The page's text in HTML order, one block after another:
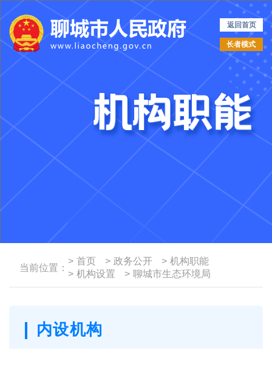
返回首页
长者模式
当前位置：
> 首页 > 政务公开 > 机构职能
> 机构设置 > 聊城市生态环境局
内设机构